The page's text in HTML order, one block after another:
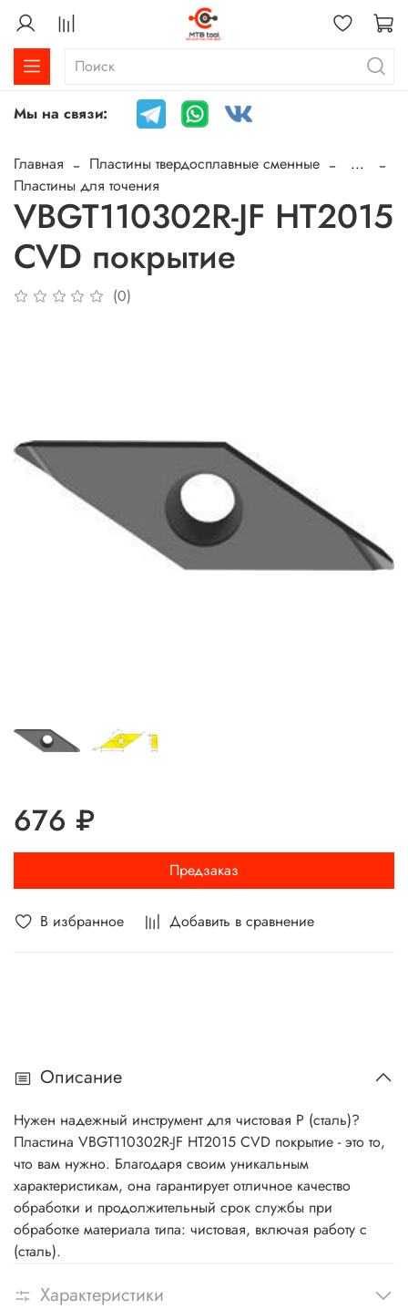
Мы на связи:
Главная Пластины твердосплавные сменные
...
Пластины для точения
VBGT110302R-JF HT2015
CVD покрытие
(0)
В избранное Добавить в сравнение
676 ₽
Предзаказ
Описание
Нужен надежный инструмент для чистовая P (сталь)?
Пластина VBGT110302R-JF HT2015 CVD покрытие - это то,
что вам нужно. Благодаря своим уникальным
характеристикам, она гарантирует отличное качество
обработки и продолжительный срок службы при
обработке материала типа: чистовая, включая работу с
(сталь).
Характеристики